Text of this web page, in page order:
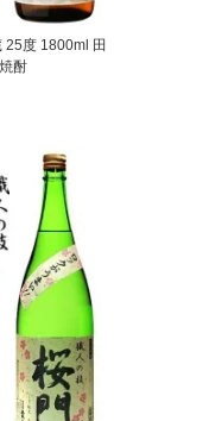
25度 1800ml 田
酎